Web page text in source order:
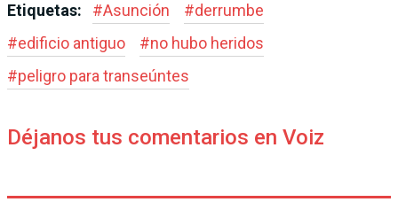
Etiquetas: #Asunción #derrumbe
#edificio antiguo #no hubo heridos
#peligro para transeúntes
Déjanos tus comentarios en Voiz